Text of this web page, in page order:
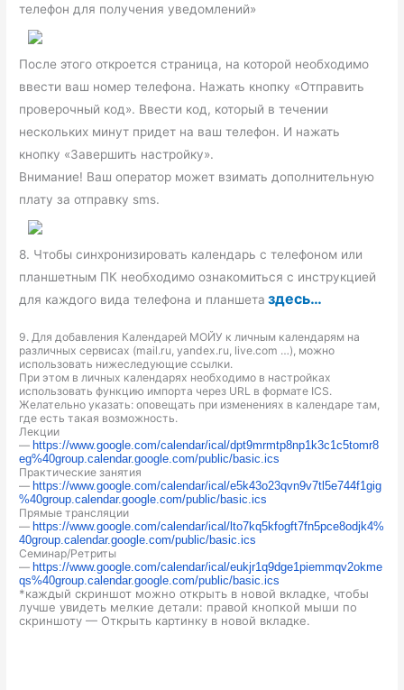
телефон для получения уведомлений»
После этого откроется страница, на которой необходимо
ввести ваш номер телефона. Нажать кнопку «Отправить
проверочный код». Ввести код, который в течении
нескольких минут придет на ваш телефон. И нажать
кнопку «Завершить настройку».
Внимание! Ваш оператор может взимать дополнительную
плату за отправку sms.
8. Чтобы синхронизировать календарь с телефоном или
планшетным ПК необходимо ознакомиться с инструкцией
для каждого вида телефона и планшета здесь…
9. Для добавления Календарей МОЙУ к личным календарям на
различных сервисах (mail.ru, yandex.ru, live.com …), можно
использовать нижеследующие ссылки.
При этом в личных календарях необходимо в настройках
использовать функцию импорта через URL в формате ICS.
Желательно указать: оповещать при изменениях в календаре там,
где есть такая возможность.
Лекции
— https://www.google.com/calendar/ical/dpt9mrmtp8np1k3c1c5tomr8
eg%40group.calendar.google.com/public/basic.ics
Практические занятия
— https://www.google.com/calendar/ical/e5k43o23qvn9v7tl5e744f1gig
%40group.calendar.google.com/public/basic.ics
Прямые трансляции
— https://www.google.com/calendar/ical/lto7kq5kfogft7fn5pce8odjk4%
40group.calendar.google.com/public/basic.ics
Семинар/Ретриты
— https://www.google.com/calendar/ical/eukjr1q9dge1piemmqv2okme
qs%40group.calendar.google.com/public/basic.ics
*каждый скриншот можно открыть в новой вкладке, чтобы
лучше увидеть мелкие детали: правой кнопкой мыши по
скриншоту — Открыть картинку в новой вкладке.